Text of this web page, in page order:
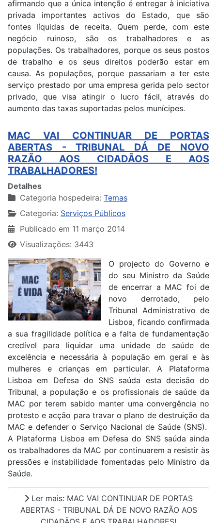
afirmando que a única intenção é entregar à iniciativa
privada importantes activos do Estado, que são
fontes líquidas de receita. Quem perde, com este
negócio ruinoso, são os trabalhadores e as
populações. Os trabalhadores, porque os seus postos
de trabalho e os seus direitos poderão estar em
causa. As populações, porque passariam a ter este
serviço prestado por uma empresa gerida pelo sector
privado, que visa atingir o lucro fácil, através do
aumento das taxas suportadas pelos munícipes.
MAC VAI CONTINUAR DE PORTAS
ABERTAS - TRIBUNAL DÁ DE NOVO
RAZÃO AOS CIDADÃOS E AOS
TRABALHADORES!
Detalhes
Categoria hospedeira: Temas
Categoria: Serviços Públicos
Publicado em 11 março 2014
Visualizações: 3443
O projecto do Governo e
do seu Ministro da Saúde
de encerrar a MAC foi de
novo derrotado, pelo
Tribunal Administrativo de
Lisboa, ficando confirmada
a sua fragilidade política e a falta de fundamentação
credível para liquidar uma unidade de saúde de
excelência e necessária à população em geral e às
mulheres e crianças em particular. A Plataforma
Lisboa em Defesa do SNS saúda esta decisão do
Tribunal, a população e os profissionais de saúde da
MAC por terem sabido manter uma convergência no
protesto e acção para travar o plano de destruição da
MAC e defender o Serviço Nacional de Saúde (SNS).
A Plataforma Lisboa em Defesa do SNS saúda ainda
os trabalhadores da MAC por continuarem a resistir às
pressões e instabilidade fomentadas pelo Ministro da
Saúde.
Ler mais: MAC VAI CONTINUAR DE PORTAS
ABERTAS - TRIBUNAL DÁ DE NOVO RAZÃO AOS